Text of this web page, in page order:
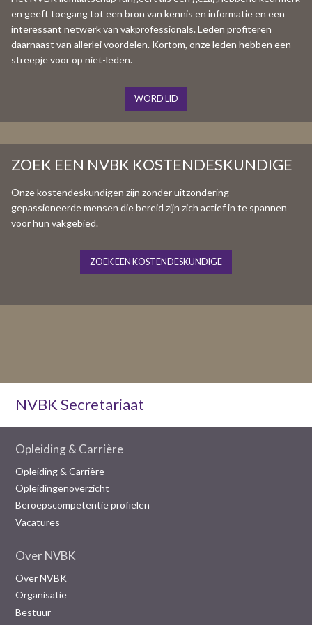
en geeft toegang tot een bron van kennis en informatie en een
interessant netwerk van vakprofessionals. Leden profiteren
daarnaast van allerlei voordelen. Kortom, onze leden hebben een
streepje voor op niet-leden.
WORD LID
ZOEK EEN NVBK KOSTENDESKUNDIGE
Onze kostendeskundigen zijn zonder uitzondering
gepassioneerde mensen die bereid zijn zich actief in te spannen
voor hun vakgebied.
ZOEK EEN KOSTENDESKUNDIGE
NVBK Secretariaat
Opleiding & Carrière
Opleiding & Carrière
Opleidingenoverzicht
Beroepscompetentie profielen
Vacatures
Over NVBK
Over NVBK
Organisatie
Bestuur